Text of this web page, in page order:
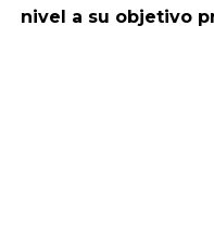
nivel a su objetivo